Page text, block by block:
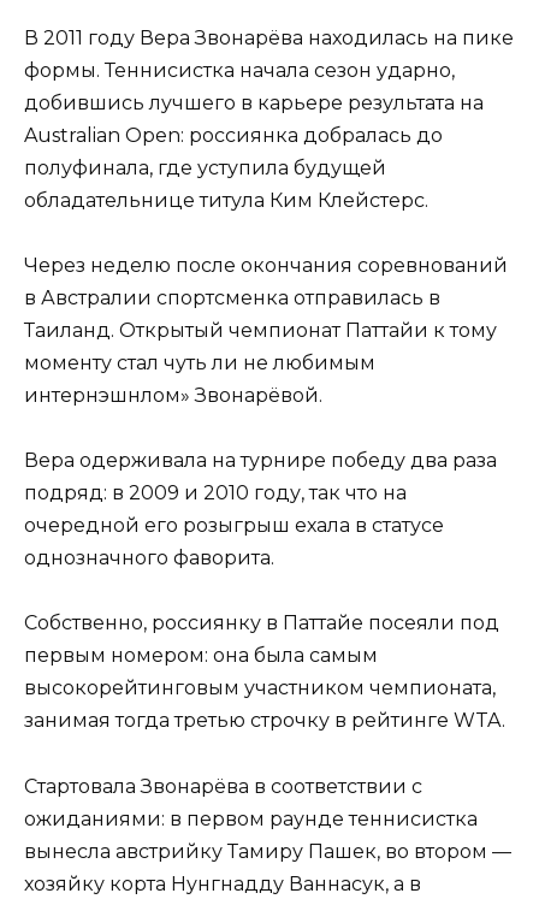
В 2011 году Вера Звонарёва находилась на пике
формы. Теннисистка начала сезон ударно,
добившись лучшего в карьере результата на
Australian Open: россиянка добралась до
полуфинала, где уступила будущей
обладательнице титула Ким Клейстерс.
Через неделю после окончания соревнований
в Австралии спортсменка отправилась в
Таиланд. Открытый чемпионат Паттайи к тому
моменту стал чуть ли не любимым
интернэшнлом» Звонарёвой.
Вера одерживала на турнире победу два раза
подряд: в 2009 и 2010 году, так что на
очередной его розыгрыш ехала в статусе
однозначного фаворита.
Собственно, россиянку в Паттайе посеяли под
первым номером: она была самым
высокорейтинговым участником чемпионата,
занимая тогда третью строчку в рейтинге WTA.
Стартовала Звонарёва в соответствии с
ожиданиями: в первом раунде теннисистка
вынесла австрийку Тамиру Пашек, во втором —
хозяйку корта Нунгнадду Ваннасук, а в